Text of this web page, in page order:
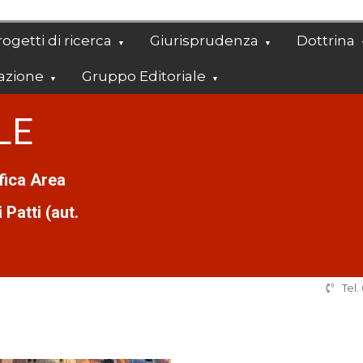
di ricerca Giurisprudenza Dottrina
Gruppo Editoriale
Area
Patti (aut.
Tel.